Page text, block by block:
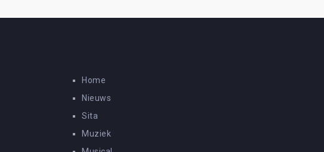
Home
Nieuws
Sita
Muziek